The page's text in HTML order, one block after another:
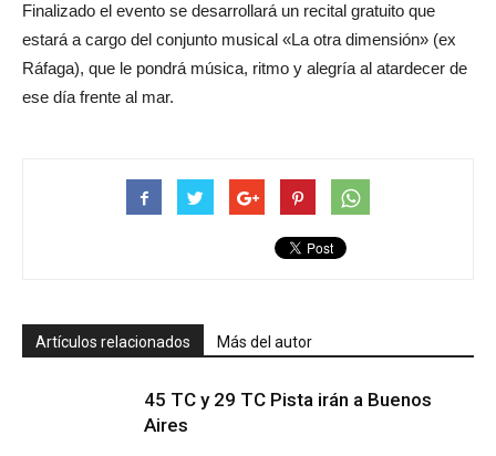
Finalizado el evento se desarrollará un recital gratuito que
estará a cargo del conjunto musical «La otra dimensión» (ex
Ráfaga), que le pondrá música, ritmo y alegría al atardecer de
ese día frente al mar.
Artículos relacionados Más del autor
45 TC y 29 TC Pista irán a Buenos
Aires